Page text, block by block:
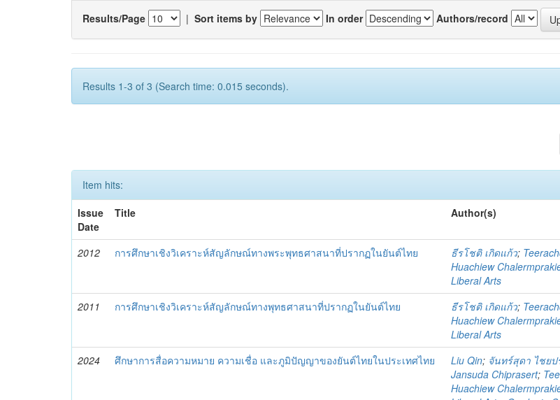
Results/Page | Sort items by In order Authors/record
Results 1-3 of 3 (Search time: 0.015 seconds).
Item hits:
Issue
Date
Title Author(s)
2012 การศึกษาเชิงวิเคราะห์สัญลักษณ์ทางพระพุทธศาสนาที่ปรากฏในยันต์ไทย ธีรโชติ เกิดแก้ว;
Huachiew
Liberal Arts
2011
การศึกษาเชิงวิเคราะห์สัญลักษณ์ทางพุทธศาสนาที่ปรากฏในยันต์ไทย ธีรโชติ เกิดแก้ว;
Huachiew
Liberal Arts
2024
ศึกษาการสื่อความหมาย ความเชื่อ และภูมิปัญญาของยันต์ไทยในประเทศไทย Liu Qin; จันทร์สุดา ไชยป
Jansuda Chiprasert;
Huachiew